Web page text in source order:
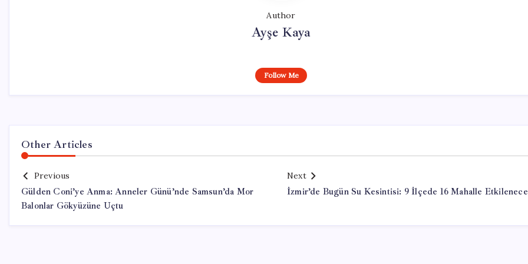
Author
Ayşe Kaya
Follow Me
Other Articles
Previous
Gülden Coni’ye Anma: Anneler Günü’nde Samsun’da Mor
Balonlar Gökyüzüne Uçtu
Next
İzmir’de Bugün Su Kesintisi: 9 İlçede 16 Mahalle